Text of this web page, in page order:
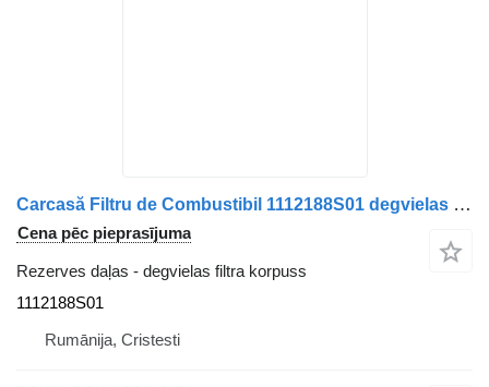
Carcasă Filtru de Combustibil 1112188S01 degvielas filtra korpuss paredzēts Paccar 1893576 140120C kravas automašīnas
Cena pēc pieprasījuma
Rezerves daļas - degvielas filtra korpuss
1112188S01
Rumānija, Cristesti